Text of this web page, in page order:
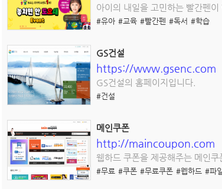
아이의 내일을 고민하는 빨간펜
#유아 #교육 #빨간펜 #독서 #학습
GS건설
https://www.gsenc.com
GS건설의 홈페이지입니다.
#건설
메인쿠폰
http://maincoupon.com
웹하드 쿠폰을 제공해주는 메인쿠
#무료 #쿠폰 #무료쿠폰 #웹하드 #파